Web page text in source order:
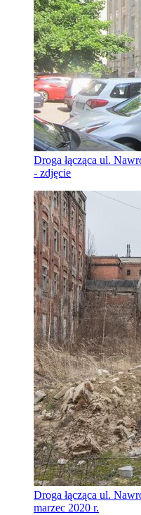
Droga łącząca ul.
- zdjęcie
Droga łącząca ul.
marzec 2020 r.